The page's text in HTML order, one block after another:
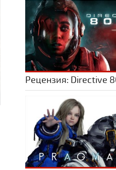
Рецензия: Directive